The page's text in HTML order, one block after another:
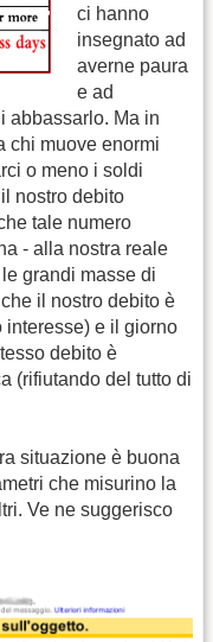
ci hanno
insegnato ad
averne paura
e ad
abbassarlo. Ma in
chi muove enormi
o meno i soldi
nostro debito
tale numero
- alla nostra reale
grandi masse di
il nostro debito è
interesse) e il giorno
debito è
(rifiutando del tutto di
situazione è buona
che misurino la
Ve ne suggerisco